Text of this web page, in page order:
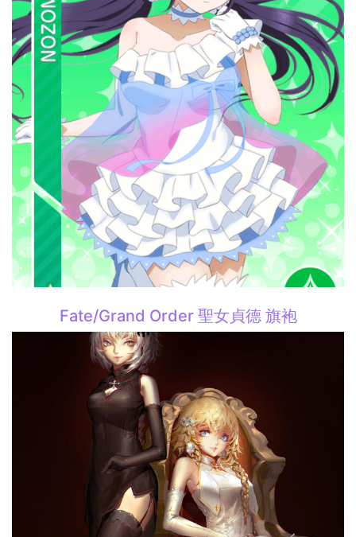
Fate/Grand Order 聖女貞德 旗袍